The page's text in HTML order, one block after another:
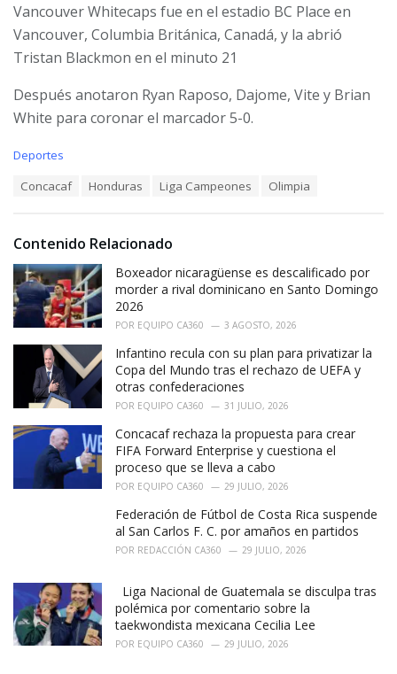
Vancouver Whitecaps fue en el estadio BC Place en
Vancouver, Columbia Británica, Canadá, y la abrió
Tristan Blackmon en el minuto 21
Después anotaron Ryan Raposo, Dajome, Vite y Brian
White para coronar el marcador 5-0.
C
r
i
e
s
:
Deportes
:
Concacaf Honduras Liga Campeones Olimpia
Contenido Relacionado
Boxeador nicaragüense es descalificado por
morder a rival dominicano en Santo Domingo
2026
POR EQUIPO CA360 3 AGOSTO, 2026
Infantino recula con su plan para privatizar la
Copa del Mundo tras el rechazo de UEFA y
otras confederaciones
POR EQUIPO CA360 31 JULIO, 2026
Concacaf rechaza la propuesta para crear
FIFA Forward Enterprise y cuestiona el
proceso que se lleva a cabo
POR EQUIPO CA360 29 JULIO, 2026
Federación de Fútbol de Costa Rica suspende
al San Carlos F. C. por amaños en partidos
POR REDACCIÓN CA360 29 JULIO, 2026
Liga Nacional de Guatemala se disculpa tras
polémica por comentario sobre la
taekwondista mexicana Cecilia Lee
POR EQUIPO CA360 29 JULIO, 2026